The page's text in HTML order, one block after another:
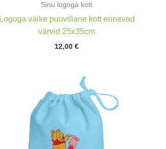
Sinu logoga kott
Logoga väike puuvillane kott erinevad
värvid 25x35cm
12,00€